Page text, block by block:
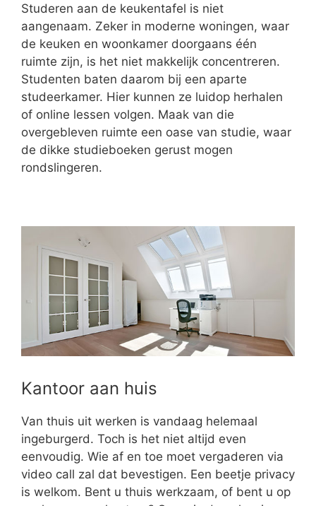
Studeren aan de keukentafel is niet
aangenaam. Zeker in moderne woningen, waar
de keuken en woonkamer doorgaans één
ruimte zijn, is het niet makkelijk concentreren.
Studenten baten daarom bij een aparte
studeerkamer. Hier kunnen ze luidop herhalen
of online lessen volgen. Maak van die
overgebleven ruimte een oase van studie, waar
de dikke studieboeken gerust mogen
rondslingeren.
Kantoor aan huis
Van thuis uit werken is vandaag helemaal
ingeburgerd. Toch is het niet altijd even
eenvoudig. Wie af en toe moet vergaderen via
video call zal dat bevestigen. Een beetje privacy
is welkom. Bent u thuis werkzaam, of bent u op